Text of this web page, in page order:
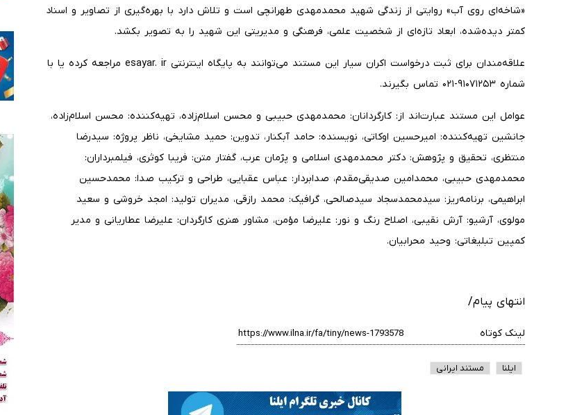
«شاخه‌ای روی آب» روایتی از زندگی شهید محمدمهدی طهرانچی است و تلاش دارد با بهره‌گیری از تصاویر و اسناد
کمتر دیده‌شده، ابعاد تازه‌ای از شخصیت علمی، فرهنگی و مدیریتی این شهید را به تصویر بکشد.
علاقه‌مندان برای ثبت درخواست اکران سیار این مستند می‌توانند به پایگاه اینترنتی esayar. ir مراجعه کرده یا با
شماره ۹۱۰۷۱۲۵۳-۰۲۱ تماس بگیرند.
عوامل این مستند عبارت‌اند از: کارگردانان: محمدمهدی حبیبی و محسن اسلام‌زاده، تهیه‌کننده: محسن اسلام‌زاده،
جانشین تهیه‌کننده: امیرحسین اوکاتی، نویسنده: حامد آبکنار، تدوین: حمید مشایخی، ناظر پروژه: سیدرضا
منتظری، تحقیق و پژوهش: دکتر محمدمهدی اسلامی و پژمان عرب، گفتار متن: فریبا کوثری، فیلمبرداران:
محمدمهدی حبیبی، محمدامین صدیقی‌مقدم، صدابردار: عباس عقبایی، طراحی و ترکیب صدا: محمدحسین
ابراهیمی، برنامه‌ریز: سیدمحمدسجاد سیدصالحی، گرافیک: محمد رازقی، مدیران تولید: امجد خروشی و سعید
مولوی، آرشیو: آرش نقیبی، اصلاح رنگ و نور: علیرضا مؤمن، مشاور هنری کارگردان: علیرضا عطاریانی و مدیر
کمپین تبلیغاتی: وحید محرابیان.
انتهای پیام/
لینک کوتاه
ایلنا مستند ایرانی